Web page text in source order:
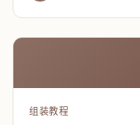
组装教程